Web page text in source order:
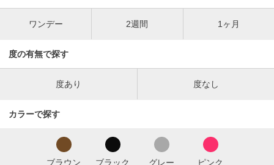
ワンデー 2週間 1ヶ月
度の有無で探す
度あり 度なし
カラーで探す
ブラウン ブラック グレー ピンク